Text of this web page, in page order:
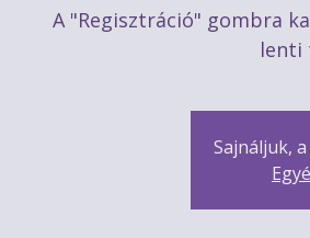
A "Regisztráció" gombra
lenti
Sajnáljuk,